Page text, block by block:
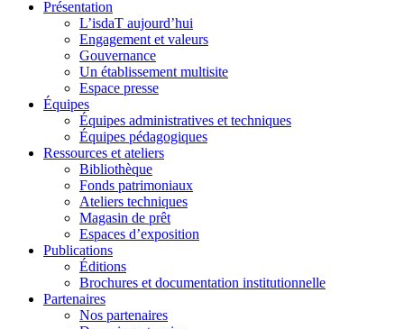
Présentation
L’isdaT aujourd’hui
Engagement et valeurs
Gouvernance
Un établissement multisite
Espace presse
Équipes
Équipes administratives et techniques
Équipes pédagogiques
Ressources et ateliers
Bibliothèque
Fonds patrimoniaux
Ateliers techniques
Magasin de prêt
Espaces d’exposition
Publications
Éditions
Brochures et documentation institutionnelle
Partenaires
Nos partenaires